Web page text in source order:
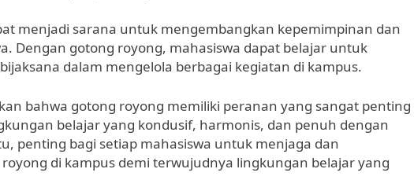
menjadi sarana untuk mengembangkan kepemimpinan dan
Dengan gotong royong, mahasiswa dapat belajar untuk
dalam mengelola berbagai kegiatan di kampus.
bahwa gotong royong memiliki peranan yang sangat penting
belajar yang kondusif, harmonis, dan penuh dengan
penting bagi setiap mahasiswa untuk menjaga dan
di kampus demi terwujudnya lingkungan belajar yang